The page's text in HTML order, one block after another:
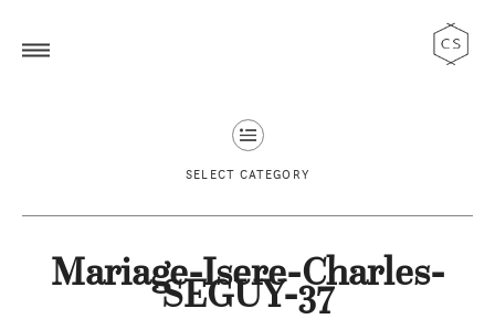
SELECT CATEGORY
Mariage-Isere-Charles-
SEGUY-37